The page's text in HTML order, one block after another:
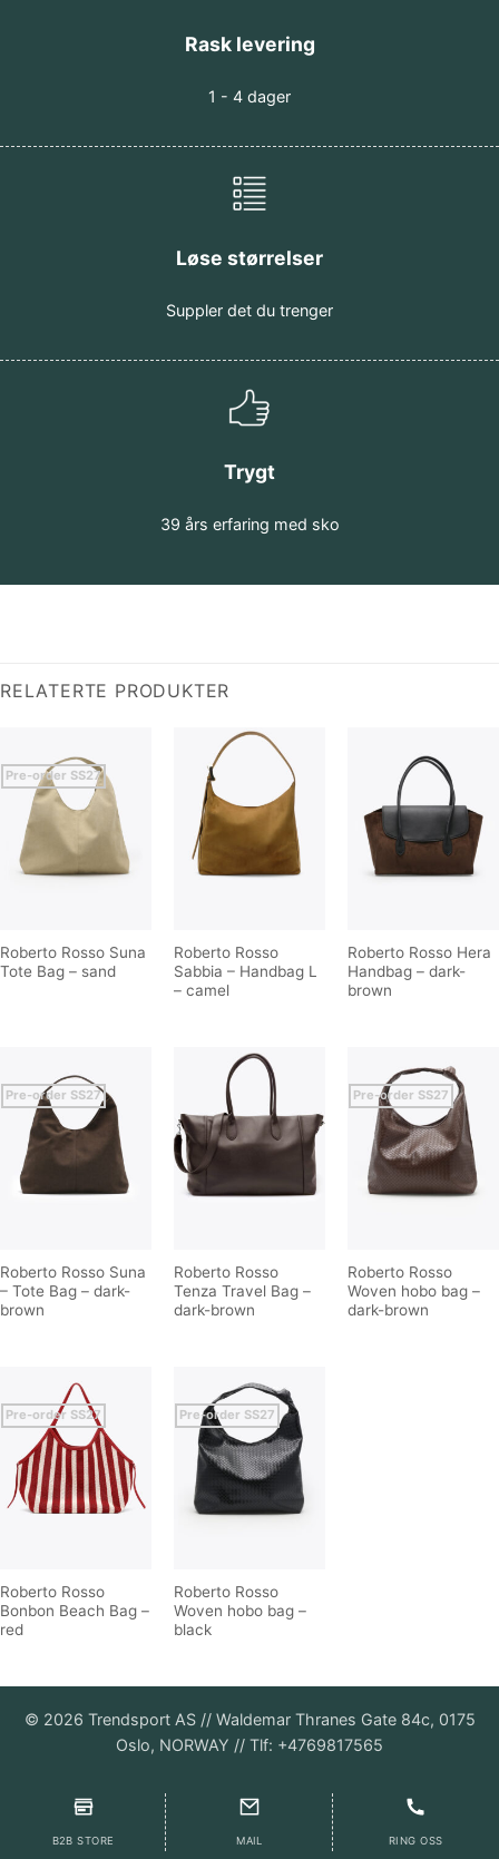
Rask levering
1 - 4 dager
Løse størrelser
Suppler det du trenger
Trygt
39 års erfaring med sko
RELATERTE PRODUKTER
Pre-order SS27
Roberto Rosso Suna
Tote Bag – sand
Roberto Rosso
Sabbia – Handbag L
– camel
Roberto Rosso Hera
Handbag – dark-
brown
Pre-order SS27
Roberto Rosso Suna
– Tote Bag – dark-
brown
Roberto Rosso
Tenza Travel Bag –
dark-brown
Pre-order SS27
Roberto Rosso
Woven hobo bag –
dark-brown
Pre-order SS27
Roberto Rosso
Bonbon Beach Bag –
red
Pre-order SS27
Roberto Rosso
Woven hobo bag –
black
© 2026 Trendsport AS // Waldemar Thranes Gate 84c, 0175
Oslo, NORWAY // Tlf: +4769817565
B2B STORE MAIL RING OSS